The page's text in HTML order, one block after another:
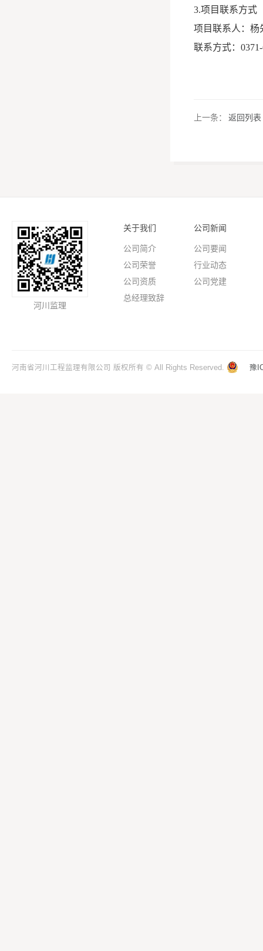
3.项目联系方式
项目联系人：杨
联系方式：
上一条： 返回列表
河川监理
关于我们
公司简介
公司荣誉
公司资质
总经理致辞
公司新闻
公司要闻
行业动态
公司党建
河南省河川工程监理有限公司 版权所有 © All Rights Reserved. 豫